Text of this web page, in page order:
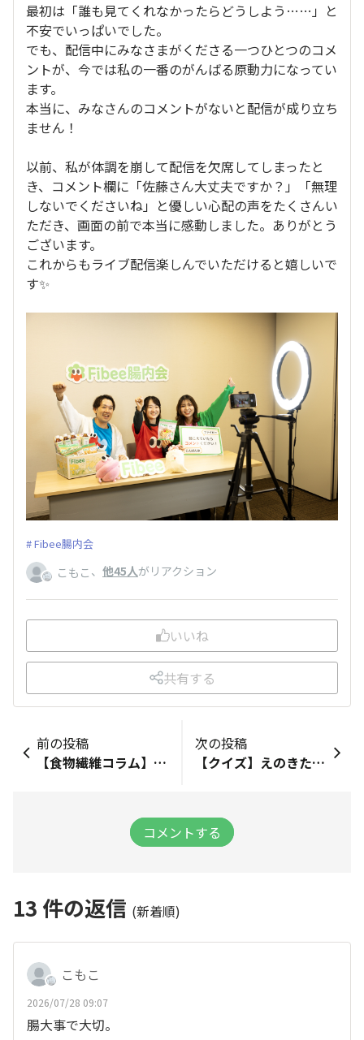
最初は「誰も見てくれなかったらどうしよう……」と
不安でいっぱいでした。
でも、配信中にみなさまがくださる一つひとつのコメ
ントが、今では私の一番のがんばる原動力になってい
ます。
本当に、みなさんのコメントがないと配信が成り立ち
ません！
以前、私が体調を崩して配信を欠席してしまったと
き、コメント欄に「佐藤さん大丈夫ですか？」「無理
しないでくださいね」と優しい心配の声をたくさんい
ただき、画面の前で本当に感動しました。ありがとう
ございます。
これからもライブ配信楽しんでいただけると嬉しいで
す✨
Fibee腸内会
こもこ 、 他45人がリアクション
いいね
共有する
前の投稿
【食物繊維コラム】ヘルシーなだけじゃない！「えのきだけ」の栄養をご紹介✨
次の投稿
【クイズ】えのきたけが、 きのこ類の中でも 特に多く含む栄養素は？
コメントする
13 件の返信 (新着順)
こもこ
2026/07/28 09:07
腸大事で大切。